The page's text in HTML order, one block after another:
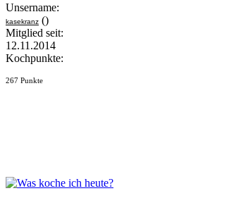
Unsername:
kasekranz ()
Mitglied seit:
12.11.2014
Kochpunkte:
267 Punkte